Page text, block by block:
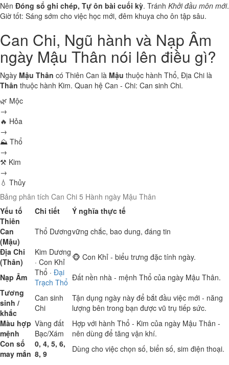
Nên Đóng sổ ghi chép, Tự ôn bài cuối kỳ. Tránh Khởi đầu môn mới.
Giờ tốt: Sáng sớm cho việc học mới, đêm khuya cho ôn tập sâu.
Can Chi, Ngũ hành và Nạp Âm
ngày Mậu Thân nói lên điều gì?
Ngày Mậu Thân có Thiên Can là Mậu thuộc hành Thổ, Địa Chi là
Thân thuộc hành Kim. Quan hệ Can - Chi: Can sinh Chi.
🌿 Mộc
→
🔥 Hỏa
→
⛰ Thổ
→
⚒ Kim
→
💧 Thủy
Bảng phân tích Can Chi 5 Hành ngày Mậu Thân
Yếu tố
Chi tiết
Ý nghĩa thực tế
Thiên
Can
(Mậu)
Thổ Dươngvững chắc, bao dung, đáng tin
Địa Chi
(Thân)
Kim Dương
· Con Khỉ
🐵 Con Khỉ - biểu trưng đặc tính ngày.
Nạp Âm
Thổ · Đại
Trạch Thổ Đất nền nhà - mệnh Thổ của ngày Mậu Thân.
Tương
sinh /
khắc
Can sinh
Chi
Tận dụng ngày này để bắt đầu việc mới - năng
lượng bên trong bạn được vũ trụ tiếp sức.
Màu hợp
mệnh
Vàng đất
Bạc/Xám
Hợp với hành Thổ - Kim của ngày Mậu Thân -
nên dùng để tăng vận khí.
Con số
may mắn
0, 4, 5, 6,
8, 9
Dùng cho việc chọn số, biển số, sim điện thoại.